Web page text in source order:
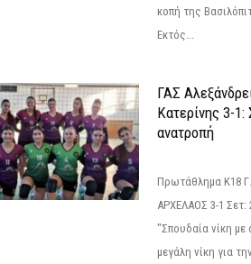
κοπή της
Εκτός...
ΓΑΣ
Κατερίνης 3-1:
ανατροπή
Πρωτάθλημα Κ18
ΑΡΧΕΛΑΟΣ 3-1 Σετ:
"Σπουδαία νίκη
μεγάλη νίκη για